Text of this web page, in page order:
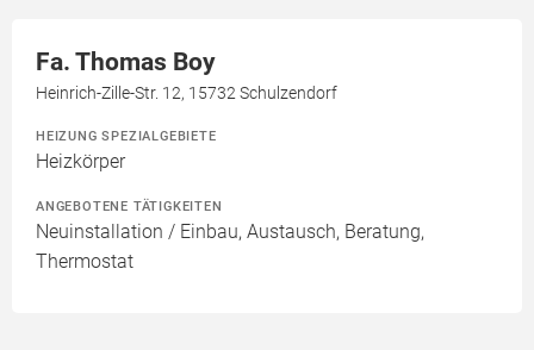
Fa. Thomas Boy
Heinrich-Zille-Str. 12, 15732 Schulzendorf
HEIZUNG SPEZIALGEBIETE
Heizkörper
ANGEBOTENE TÄTIGKEITEN
Neuinstallation / Einbau, Austausch, Beratung,
Thermostat